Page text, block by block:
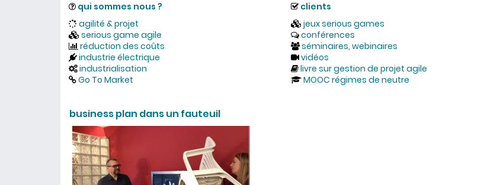
qui sommes nous ?
agilité & projet
serious game agile
réduction des coûts
industrie électrique
industrialisation
Go To Market
clients
jeux serious games
conférences
séminaires, webinaires
vidéos
livre sur gestion de projet agile
MOOC régimes de neutre
business plan dans un fauteuil